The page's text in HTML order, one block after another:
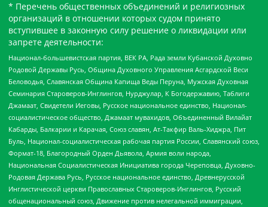
* Перечень общественных объединений и религиозных
организаций в отношении которых судом принято
вступившее в законную силу решение о ликвидации или
запрете деятельности:
Национал-большевистская партия, ВЕК РА, Рада земли Кубанской Духовно
Родовой Державы Русь, Община Духовного Управления Асгардской Веси
Беловодья, Славянская Община Капища Веды Перуна, Мужская Духовная
Семинария Староверов-Инглингов, Нурджулар, К Богодержавию, Таблиги
Джамаат, Свидетели Иеговы, Русское национальное единство, Национал-
социалистическое общество, Джамаат мувахидов, Объединенный Вилайат
Кабарды, Балкарии и Карачая, Союз славян, Ат-Такфир Валь-Хиджра, Пит
Буль, Национал-социалистическая рабочая партия России, Славянский союз,
Формат-18, Благородный Орден Дьявола, Армия воли народа,
Национальная Социалистическая Инициатива города Череповца, Духовно-
Родовая Держава Русь, Русское национальное единство, Древнерусской
Инглистической церкви Православных Староверов-Инглингов, Русский
общенациональный союз, Движение против нелегальной иммиграции,